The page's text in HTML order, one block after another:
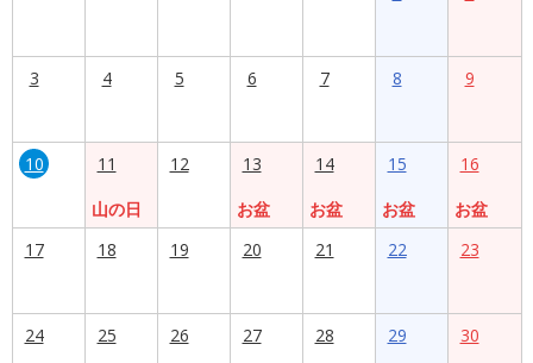
3 4 5 6 7 8 9
10
11
山の日
12
13
お盆
14
お盆
15
お盆
16
お盆
17
18 19 20 21 22 23
24 25 26 27 28 29 30